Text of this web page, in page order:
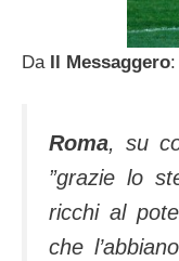
Da Il Messaggero:
Roma, su
”grazie lo
ricchi al
che